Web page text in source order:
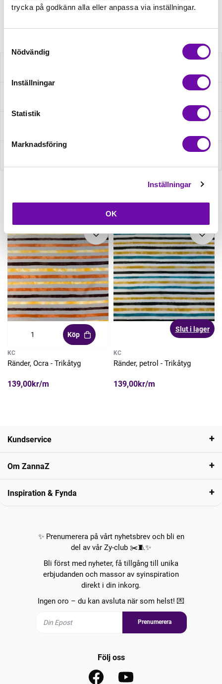
trycka på godkänn alla eller anpassa via inställningar.
Nödvändig
Inställningar
Statistik
Marknadsföring
Inställningar
OK
Relaterade produkter
Köp
KC
Ränder, Ocra - Trikåtyg
139,00kr/m
Slut i lager
KC
Ränder, petrol - Trikåtyg
139,00kr/m
Kundservice
Om ZannaZ
Inspiration & Fynda
✨ Prenumerera på vårt nyhetsbrev och bli en
del av vår Zy-club ✂️🧵✨
Bli först med nyheter, få tillgång till unika
erbjudanden och massor av syinspiration
direkt i din inkorg.
Ingen oro – du kan avsluta när som helst! 💌
Prenumerera
Följ oss